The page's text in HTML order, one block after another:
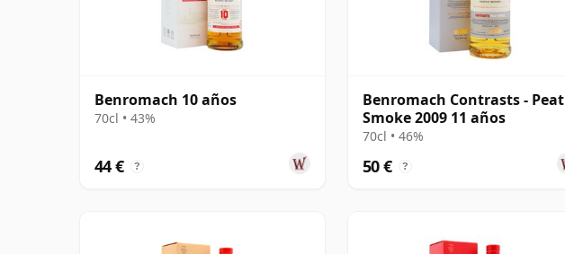
Benromach 10 años
70cl • 43%
44 € ?
Benromach Contrasts - Peat
Smoke 2009 11 años
70cl • 46%
50 € ?